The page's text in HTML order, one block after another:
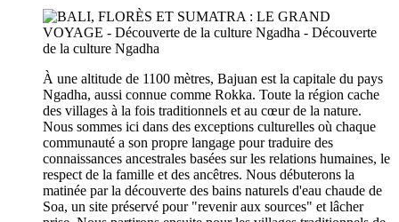
À une altitude de 1100 mètres, Bajuan est la capitale du pays
Ngadha, aussi connue comme Rokka. Toute la région cache
des villages à la fois traditionnels et au cœur de la nature.
Nous sommes ici dans des exceptions culturelles où chaque
communauté a son propre langage pour traduire des
connaissances ancestrales basées sur les relations humaines, le
respect de la famille et des ancêtres. Nous débuterons la
matinée par la découverte des bains naturels d'eau chaude de
Soa, un site préservé pour "revenir aux sources" et lâcher